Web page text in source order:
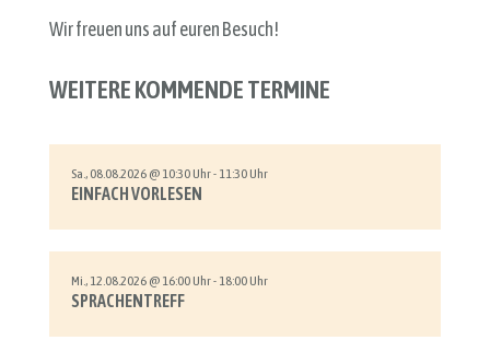
Wir freuen uns auf euren Besuch!
WEITERE KOMMENDE TERMINE
Sa., 08.08.2026 @ 10:30 Uhr - 11:30 Uhr
EINFACH VORLESEN
Mi., 12.08.2026 @ 16:00 Uhr - 18:00 Uhr
SPRACHENTREFF